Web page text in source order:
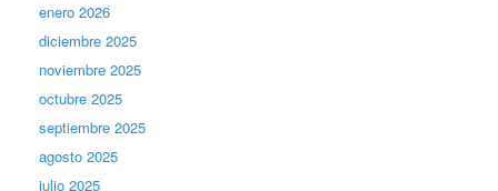
enero 2026
diciembre 2025
noviembre 2025
octubre 2025
septiembre 2025
agosto 2025
julio 2025